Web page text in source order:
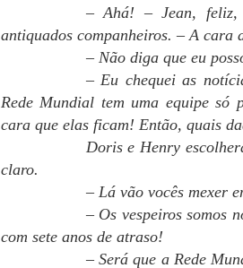
– Ahá! – Jean, feliz,
antiquados companheiros. – A cara
– Não diga que eu
– Eu chequei as
Rede Mundial tem uma equipe só
cara que elas ficam! Então, quais
Doris e Henry
claro.
– Lá vão vocês mexer
– Os vespeiros somos
com sete anos de atraso!
– Será que a Rede
Olá, querida tripulação
Muitíssimo obrigada
semana passada. Uma
gripadaça, usarei isso
APR
20
PRESENTE
Olá, tripulação!
depressa.
capítulo 22, ou seja,
Assim que eu melhorar
saber o CPF do bicho